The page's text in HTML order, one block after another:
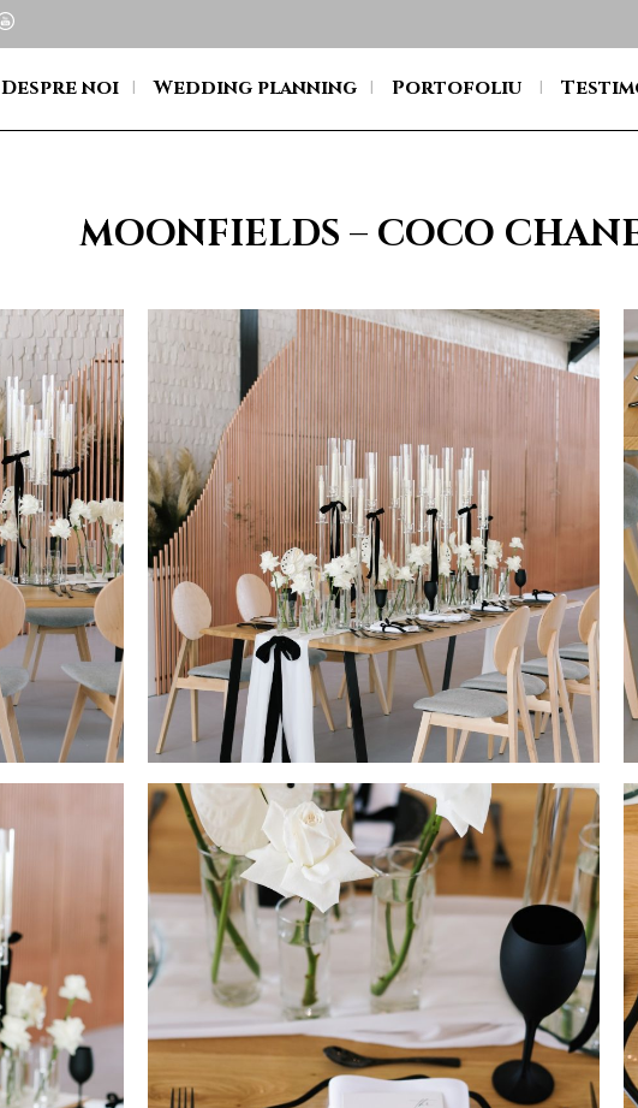
Despre noi Wedding planning Portofoliu
MOONFIELDS – COCO